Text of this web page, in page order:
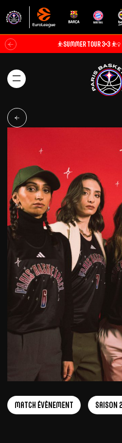
⛹️SUMMER TOUR 3×3 ⛹️‍♀️
Match Évènement Saison